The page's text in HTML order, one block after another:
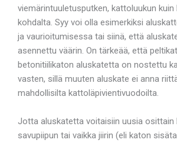
viemärintuuletusputken, kattoluukun
kohdalta. Syy voi olla esimerkiksi
ja vaurioitumisessa tai siinä, että
asennettu väärin. On tärkeää, että
betonitiilikaton aluskatetta on nostettu
vasten, sillä muuten aluskate ei anna
mahdollisilta kattoläpivientivuodoilta.
Jotta aluskatetta voitaisiin uusia osittain
savupiipun tai vaikka jiirin (eli katon